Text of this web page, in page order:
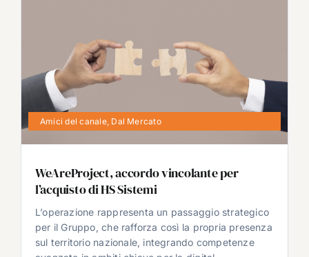
Amici del canale, Dal Mercato
WeAreProject, accordo vincolante per
l’acquisto di HS Sistemi
L’operazione rappresenta un passaggio strategico
per il Gruppo, che rafforza così la propria presenza
sul territorio nazionale, integrando competenze